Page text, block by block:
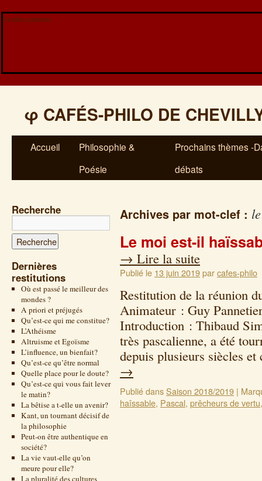
Veuillez patienter...
φ CAFÉS-PHILO DE
Accueil
Philosophie &
Poésie
Prochains thèmes -
débats
Recherche
Dernières
restitutions
Où est passé le meilleur des
mondes ?
A priori et préjugés
Qu’est-ce qui me constitue?
L’Athéisme
Altruisme et Egoïsme
L’influence, un bienfait?
Qu’est-ce qu’être normal
Quelle place pour le doute?
Qu’est-ce qui vous fait lever
le matin?
La bêtise a t-elle un avenir?
Kant, un tournant décisif de
la philosophie
Peut-on être authentique en
société?
La vie vaut-elle qu’on
meure pour elle?
La pluralité des cultures
Archives par mot-clef :
Le moi est-il
→ Lire la suite
Publié le 13 juin 2019parcafes-philo
Restitution de la réunion
Animateur : Guy
Introduction : Thibaud
très pascalienne, a été
depuis plusieurs siècles
→
Publié dansSaison 2018/2019 |
haîssable, Pascal, prêcheurs de vertu